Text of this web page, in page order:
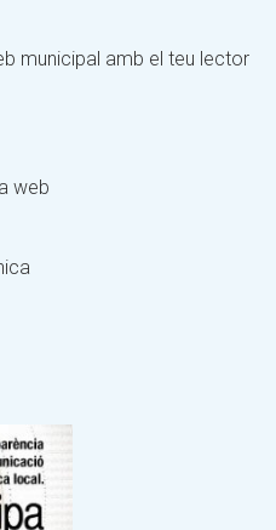
municipal amb el teu lector
web